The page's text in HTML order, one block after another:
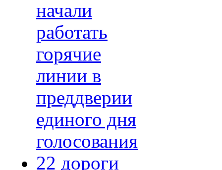
начали
работать
горячие
линии в
преддверии
единого дня
голосования
22 дороги